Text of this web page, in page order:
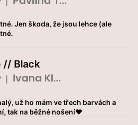
Jen škoda, že jsou lehce (ale
// Black
Hodnocení produktu je 5 z 5 hvězdiček.
Ivana Klouparová
už ho mám ve třech barvách a
tak na běžné nošení❤️